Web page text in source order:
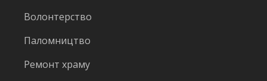
Волонтерство
Паломництво
Ремонт храму